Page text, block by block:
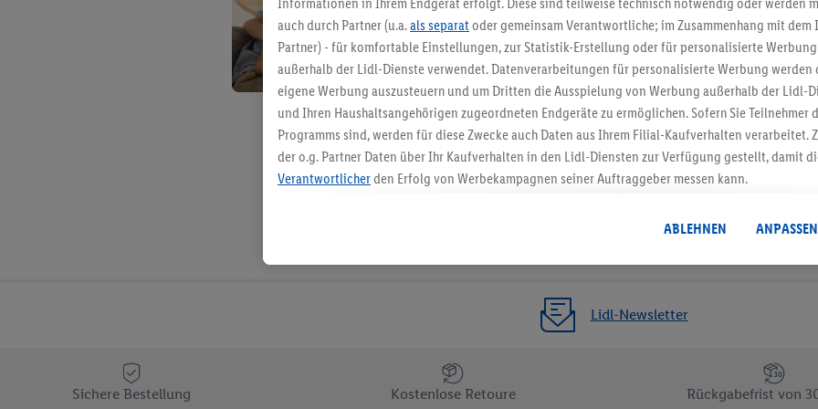
Gutschein sichern!
Lidl-Newsletter
Sichere Bestellung Kostenlose Retoure Rückgabefrist von
auch durch Partner (u.a.als separat oder gemeinsam Verantwortliche; im Zusammenhang mit dem
Partner) - für komfortable Einstellungen, zur Statistik-Erstellung oder für personalisierte
außerhalb der Lidl-Dienste verwendet. Datenverarbeitungen für personalisierte Werbung werden
eigene Werbung auszusteuern und um Dritten die Ausspielung von Werbung außerhalb der Lidl-
und Ihren Haushaltsangehörigen zugeordneten Endgeräte zu ermöglichen. Sofern Sie Teilnehmer
Programms sind, werden für diese Zwecke auch Daten aus Ihrem Filial-Kaufverhalten verarbeitet.
der o.g. Partner Daten über Ihr Kaufverhalten in den Lidl-Diensten zur Verfügung gestellt, damit
Verantwortlicherden Erfolg von Werbekampagnen seiner Auftraggeber messen kann.
angereicherten Profilen. Dies umfasst die Zusammenführung von Daten (z.B. über Ihre Nutzung
Kaufverhalten in den Lidl-Diensten, Informationen aus Ihrem Kundenkonto - z.B. Alter oder
genauen Standortdaten) auch über verschiedene Endgeräte und Lidl-Dienste hinweg
Segmenten). Im Zusammenhang mit dem Ausspielen dieser Werbung erfolgen Verarbeitungen
Erfolgsmessung der Werbung, zur Zielgruppenforschung, zur Entwicklung von Angeboten sowie
Sofern Sie hier Ihre Zustimmung dazu erteilen und danach ein Lidl Plus-Konto erstellen bzw. sich
Plus-Konto einloggen, kann darüber hinaus auch Ihre dort angegebene E-Mail-Adresse von uns in
ABLEHNEN ANPASSEN